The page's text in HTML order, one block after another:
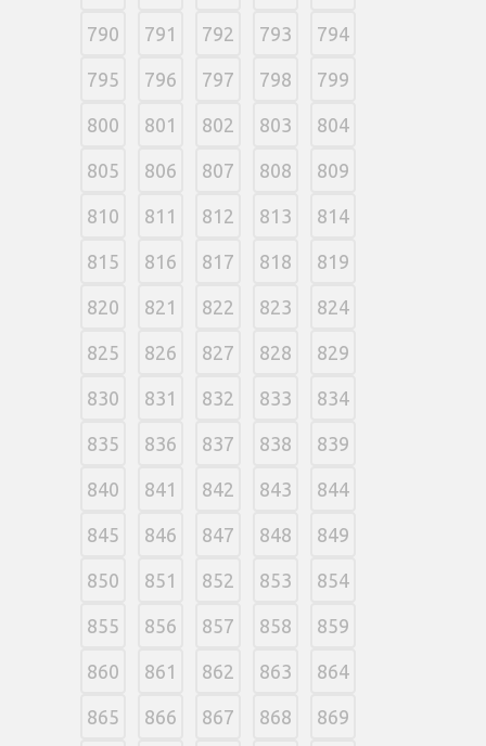
790 791 792 793 794
795 796 797 798 799
800 801 802 803 804
805 806 807 808 809
810 811 812 813 814
815 816 817 818 819
820 821 822 823 824
825 826 827 828 829
830 831 832 833 834
835 836 837 838 839
840 841 842 843 844
845 846 847 848 849
850 851 852 853 854
855 856 857 858 859
860 861 862 863 864
865 866 867 868 869